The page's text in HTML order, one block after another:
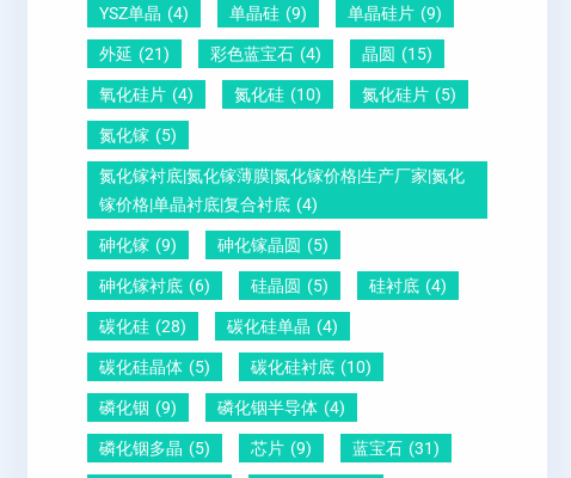
你
说
明
怎
？
晶
YSZ单晶 (4) 单晶硅 (9) 单晶硅片 (9)
外延 (21) 彩色蓝宝石 (4) 晶圆 (15)
氧化硅片 (4) 氮化硅 (10) 氮化硅片 (5)
氮化镓 (5)
氮化镓衬底|氮化镓薄膜|氮化镓价格|生产厂家|氮化
镓价格|单晶衬底|复合衬底 (4)
砷化镓 (9) 砷化镓晶圆 (5)
砷化镓衬底 (6) 硅晶圆 (5) 硅衬底 (4)
碳化硅 (28) 碳化硅单晶 (4)
碳化硅晶体 (5) 碳化硅衬底 (10)
磷化铟 (9) 磷化铟半导体 (4)
磷化铟多晶 (5) 芯片 (9) 蓝宝石 (31)